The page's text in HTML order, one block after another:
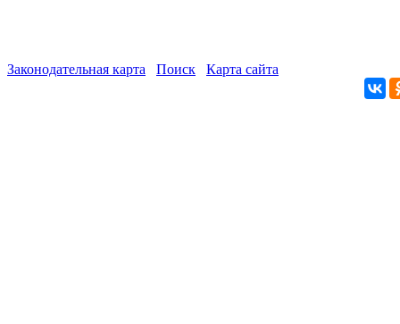
Законодательная карта Поиск Карта сайта